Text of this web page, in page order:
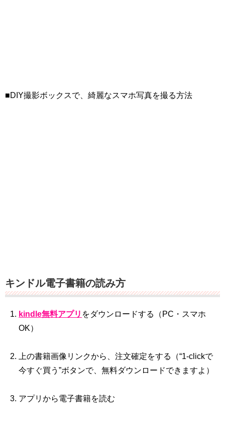
■DIY撮影ボックスで、綺麗なスマホ写真を撮る方法
キンドル電子書籍の読み方
kindle無料アプリ をダウンロードする（PC・スマホ
OK）
上の書籍画像リンクから、注文確定をする（“1‐clickで
今すぐ買う”ボタンで、無料ダウンロードできますよ）
アプリから電子書籍を読む